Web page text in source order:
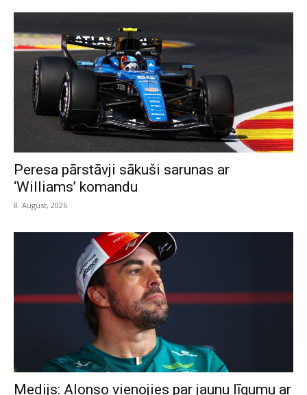
Peresa pārstāvji sākuši sarunas ar
‘Williams’ komandu
8. August, 2026
Medijs: Alonso vienojies par jaunu līgumu ar